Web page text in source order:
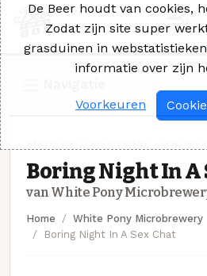
Boring Night In A
van White Pony
Home
White Pony Microbrewery
Boring Night In A Sex Chat
De Beer houdt van cookies,
Zodat zijn site super
grasduinen in
informatie over zijn
Voorkeuren